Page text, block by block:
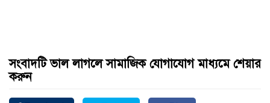
সংবাদটি ভাল লাগলে সামাজিক যোগাযোগ মাধ্যমে শেয়ার
করুন